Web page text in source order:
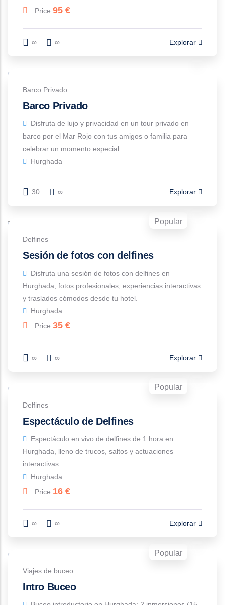
Price 95 €
∞ ∞ Explorar
Barco Privado
Barco Privado
Disfruta de lujo y privacidad en un tour privado en
barco por el Mar Rojo con tus amigos o familia para
celebrar un momento especial.
Hurghada
30 ∞ Explorar
Popular
Delfines
Sesión de fotos con delfines
Disfruta una sesión de fotos con delfines en
Hurghada, fotos profesionales, experiencias interactivas
y traslados cómodos desde tu hotel.
Hurghada
Price 35 €
∞ ∞ Explorar
Popular
Delfines
Espectáculo de Delfines
Espectáculo en vivo de delfines de 1 hora en
Hurghada, lleno de trucos, saltos y actuaciones
interactivas.
Hurghada
Price 16 €
∞ ∞ Explorar
Popular
Viajes de buceo
Intro Buceo